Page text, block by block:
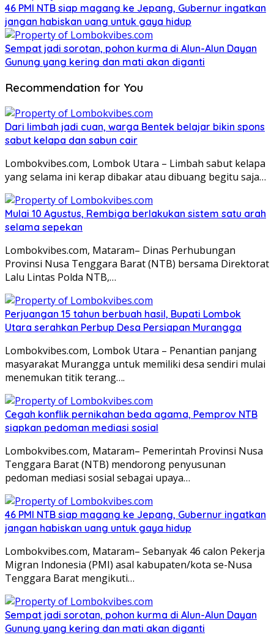
46 PMI NTB siap magang ke Jepang, Gubernur ingatkan
jangan habiskan uang untuk gaya hidup
Sempat jadi sorotan, pohon kurma di Alun-Alun Dayan
Gunung yang kering dan mati akan diganti
Recommendation for You
Dari limbah jadi cuan, warga Bentek belajar bikin spons
sabut kelapa dan sabun cair
Lombokvibes.com, Lombok Utara – Limbah sabut kelapa
yang selama ini kerap dibakar atau dibuang begitu saja…
Mulai 10 Agustus, Rembiga berlakukan sistem satu arah
selama sepekan
Lombokvibes.com, Mataram– Dinas Perhubungan
Provinsi Nusa Tenggara Barat (NTB) bersama Direktorat
Lalu Lintas Polda NTB,…
Perjuangan 15 tahun berbuah hasil, Bupati Lombok
Utara serahkan Perbup Desa Persiapan Murangga
Lombokvibes.com, Lombok Utara – Penantian panjang
masyarakat Murangga untuk memiliki desa sendiri mulai
menemukan titik terang….
Cegah konflik pernikahan beda agama, Pemprov NTB
siapkan pedoman mediasi sosial
Lombokvibes.com, Mataram– Pemerintah Provinsi Nusa
Tenggara Barat (NTB) mendorong penyusunan
pedoman mediasi sosial sebagai upaya…
46 PMI NTB siap magang ke Jepang, Gubernur ingatkan
jangan habiskan uang untuk gaya hidup
Lombokvibes.com, Mataram– Sebanyak 46 calon Pekerja
Migran Indonesia (PMI) asal kabupaten/kota se-Nusa
Tenggara Barat mengikuti…
Sempat jadi sorotan, pohon kurma di Alun-Alun Dayan
Gunung yang kering dan mati akan diganti